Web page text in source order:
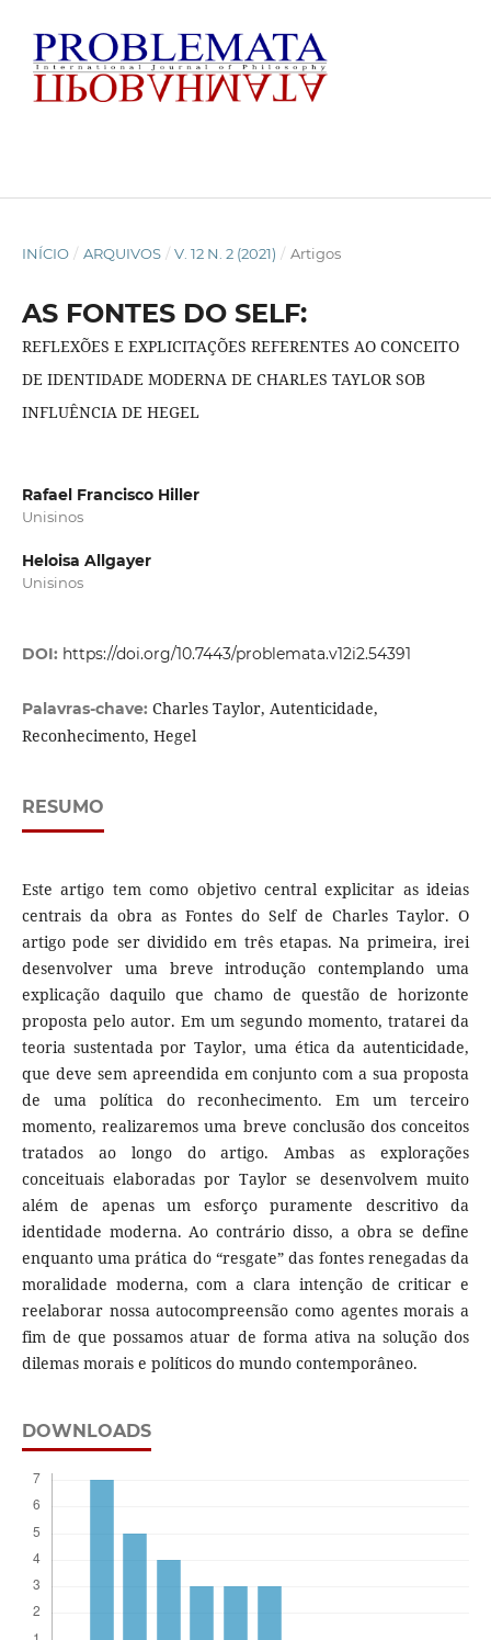
INÍCIO / ARQUIVOS / V. 12 N. 2 (2021) / Artigos
AS FONTES DO SELF:
REFLEXÕES E EXPLICITAÇÕES REFERENTES AO CONCEITO
DE IDENTIDADE MODERNA DE CHARLES TAYLOR SOB
INFLUÊNCIA DE HEGEL
Rafael Francisco Hiller
Unisinos
Heloisa Allgayer
Unisinos
DOI: https://doi.org/10.7443/problemata.v12i2.54391
Palavras-chave: Charles Taylor, Autenticidade,
Reconhecimento, Hegel
RESUMO
Este artigo tem como objetivo central explicitar as ideias
centrais da obra as Fontes do Self de Charles Taylor. O
artigo pode ser dividido em três etapas. Na primeira, irei
desenvolver uma breve introdução contemplando uma
explicação daquilo que chamo de questão de horizonte
proposta pelo autor. Em um segundo momento, tratarei da
teoria sustentada por Taylor, uma ética da autenticidade,
que deve sem apreendida em conjunto com a sua proposta
de uma política do reconhecimento. Em um terceiro
momento, realizaremos uma breve conclusão dos conceitos
tratados ao longo do artigo. Ambas as explorações
conceituais elaboradas por Taylor se desenvolvem muito
além de apenas um esforço puramente descritivo da
identidade moderna. Ao contrário disso, a obra se define
enquanto uma prática do “resgate” das fontes renegadas da
moralidade moderna, com a clara intenção de criticar e
reelaborar nossa autocompreensão como agentes morais a
fim de que possamos atuar de forma ativa na solução dos
dilemas morais e políticos do mundo contemporâneo.
DOWNLOADS